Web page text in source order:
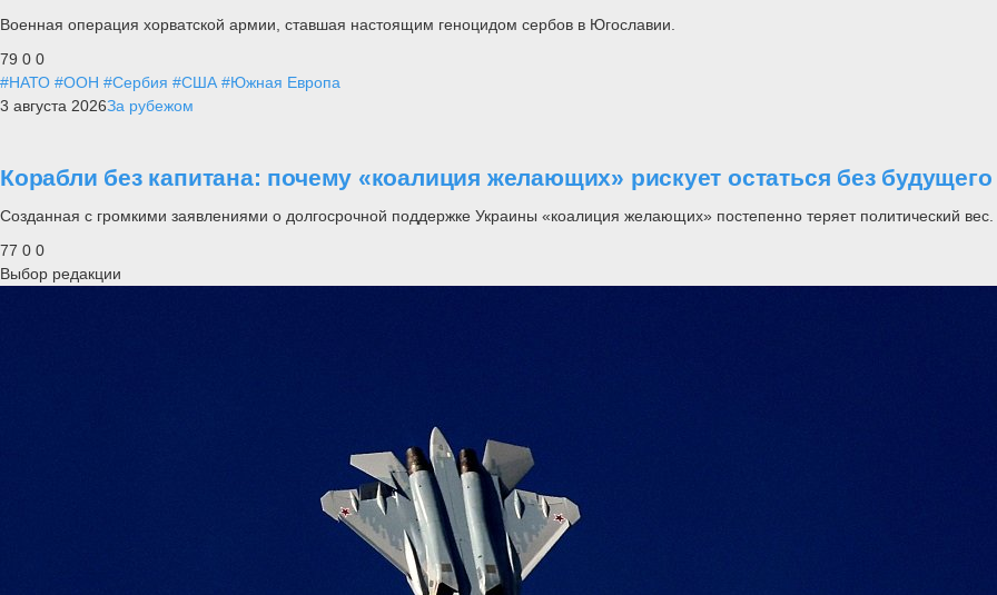
Военная операция хорватской армии, ставшая настоящим геноцидом сербов в Югославии.
79 0 0
#НАТО #ООН #Сербия #США #Южная Европа
3 августа 2026За рубежом
Корабли без капитана: почему «коалиция желающих» рискует остаться без будущего
Созданная с громкими заявлениями о долгосрочной поддержке Украины «коалиция желающих» постепенно теряет политический вес.
77 0 0
Выбор редакции